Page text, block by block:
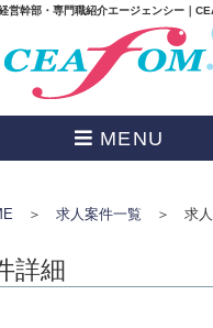
営幹部・専門職紹介エージェンシー｜
MENU
＞ 求人案件一覧 ＞ 求人
詳細